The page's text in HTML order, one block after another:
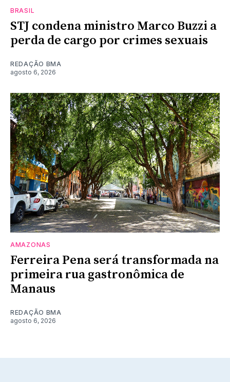
BRASIL
STJ condena ministro Marco Buzzi a
perda de cargo por crimes sexuais
REDAÇÃO BMA
agosto 6, 2026
AMAZONAS
Ferreira Pena será transformada na
primeira rua gastronômica de
Manaus
REDAÇÃO BMA
agosto 6, 2026